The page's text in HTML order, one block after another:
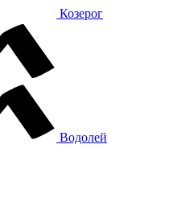
Козерог
Водолей